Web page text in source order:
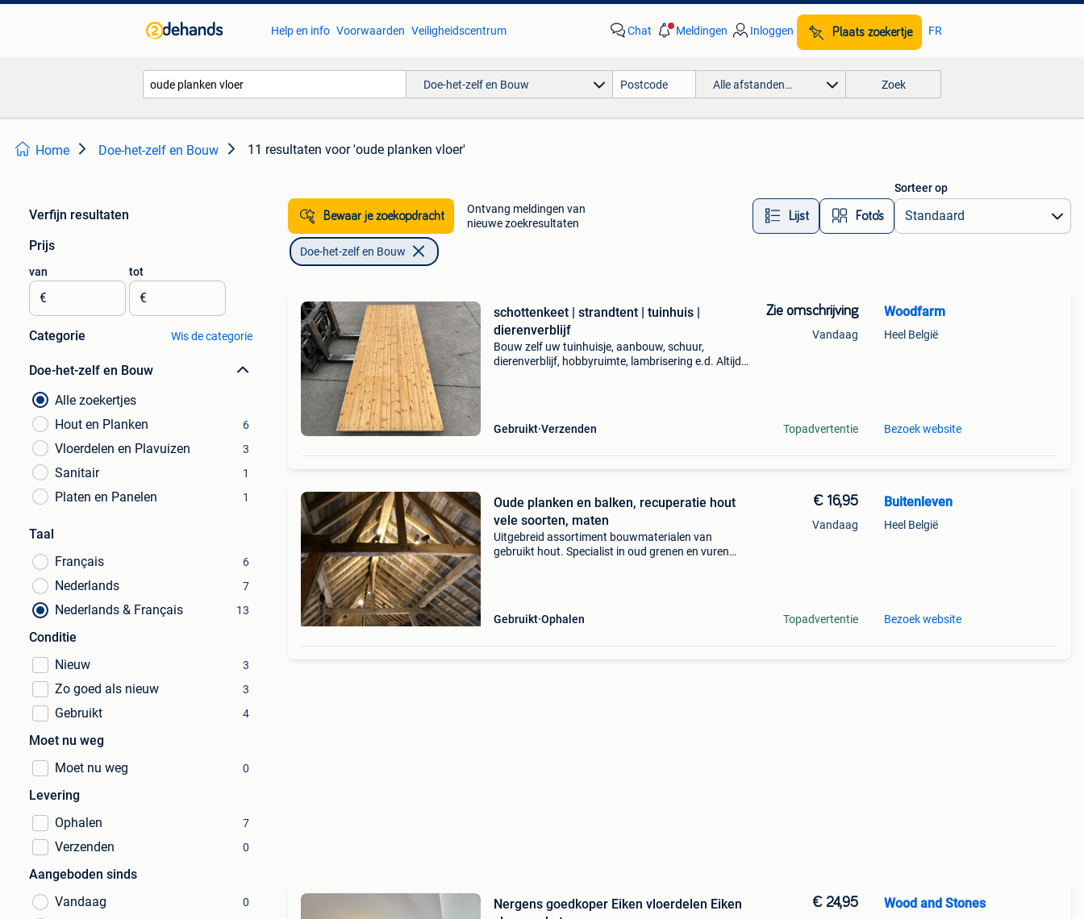
Help en info Voorwaarden Veiligheidscentrum Chat Meldingen Inloggen Plaats zoekertje FR
Doe-het-zelf en Bouw Alle afstanden… Zoek
Home Doe-het-zelf en Bouw 11 resultaten voor 'oude planken vloer'
Verfijn resultaten
Prijs
van
€
tot
€
Categorie Wis de categorie
Doe-het-zelf en Bouw
Alle zoekertjes
Hout en Planken
6
Vloerdelen en Plavuizen 3
Sanitair 1
Platen en Panelen 1
Taal
Français
6
Nederlands 7
Nederlands & Français 13
Conditie
Nieuw
3
Zo goed als nieuw 3
Gebruikt 4
Moet nu weg
Moet nu weg
0
Levering
Ophalen
7
Verzenden 0
Aangeboden sinds
Vandaag
0
Bewaar je zoekopdracht
Ontvang meldingen van
nieuwe zoekresultaten
Lijst Foto’s
Sorteer op
Doe-het-zelf en Bouw
schottenkeet | strandtent | tuinhuis |
dierenverblijf
Bouw zelf uw tuinhuisje, aanbouw, schuur,
dierenverblijf, hobbyruimte, lambrisering e.d. Altijd
Gebruikt Verzenden
Zie omschrijving
Vandaag
Topadvertentie
Woodfarm
Heel België
Bezoek website
Oude planken en balken, recuperatie hout
vele soorten, maten
Uitgebreid assortiment bouwmaterialen van
gebruikt hout. Specialist in oud grenen en vuren
Gebruikt Ophalen
€ 16,95
Vandaag
Topadvertentie
Buitenleven
Heel België
Bezoek website
Nergens goedkoper Eiken vloerdelen Eiken
€ 24,95 Wood and Stones